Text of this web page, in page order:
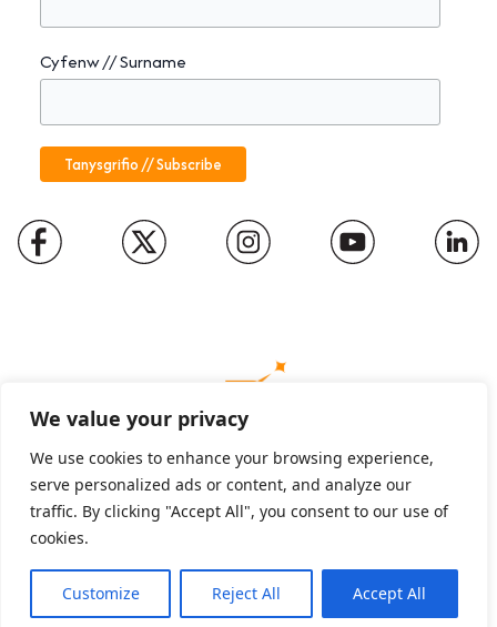
We value your privacy
We use cookies to enhance your browsing experience,
serve personalized ads or content, and analyze our
traffic. By clicking "Accept All", you consent to our use of
cookies.
Customize Reject All Accept All
Cyfenw // Surname
Charity number: 1094652
English Cymraeg